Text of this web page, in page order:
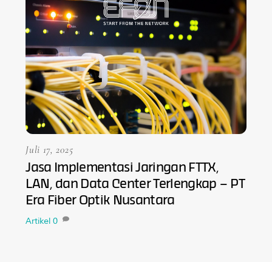
Juli 17, 2025
Jasa Implementasi Jaringan FTTX,
LAN, dan Data Center Terlengkap – PT
Era Fiber Optik Nusantara
Artikel 0